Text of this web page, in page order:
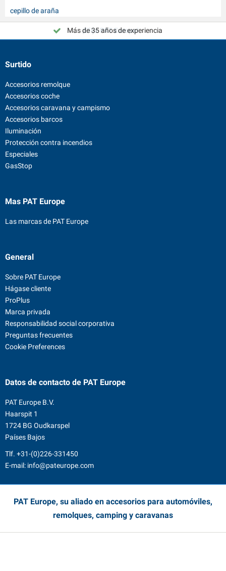
cepillo de araña
¡Elija PAT Europe!
Más de 35 años de experiencia
Surtido
Accesorios remolque
Accesorios coche
Accesorios caravana y campismo
Accesorios barcos
Iluminación
Protección contra incendios
Especiales
GasStop
Mas PAT Europe
Las marcas de PAT Europe
General
Sobre PAT Europe
Hágase cliente
ProPlus
Marca privada
Responsabilidad social corporativa
Preguntas frecuentes
Cookie Preferences
Datos de contacto de PAT Europe
PAT Europe B.V.
Haarspit 1
1724 BG Oudkarspel
Países Bajos
Tlf. +31-(0)226-331450
E-mail: info@pateurope.com
PAT Europe, su aliado en accesorios para automóviles,
remolques, camping y caravanas